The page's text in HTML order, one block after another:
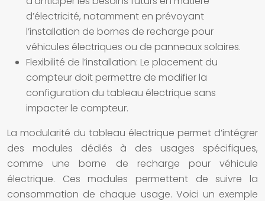
d’électricité, notamment en prévoyant
l’installation de bornes de recharge pour
véhicules électriques ou de panneaux solaires.
Flexibilité de l’installation: Le placement du
compteur doit permettre de modifier la
configuration du tableau électrique sans
impacter le compteur.
La modularité du tableau électrique permet d’intégrer
des modules dédiés à des usages spécifiques,
comme une borne de recharge pour véhicule
électrique. Ces modules permettent de suivre la
consommation de chaque usage. Voici un exemple